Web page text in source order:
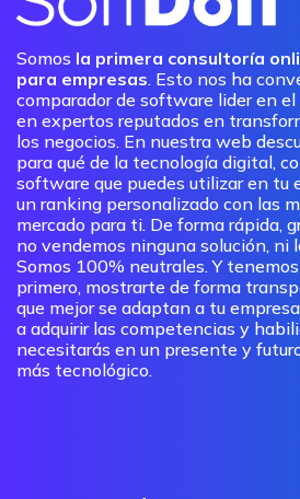
Somos la primera consultoría
para empresas. Esto nos ha
comparador de software lider en
en expertos reputados en
los negocios. En nuestra web
para qué de la tecnología digital,
software que puedes utilizar en tu
un ranking personalizado con las
mercado para ti. De forma rápida,
no vendemos ninguna solución, ni
Somos 100% neutrales. Y
primero, mostrarte de forma
que mejor se adaptan a tu
a adquirir las competencias y
necesitarás en un presente y
más tecnológico.